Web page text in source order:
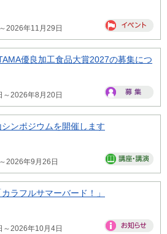
2026年11月29日
優良加工食品大賞2027の募集につ
～2026年8月20日
シンポジウムを開催します
2026年9月26日
ラフルサマーバード！」
2026年10月4日